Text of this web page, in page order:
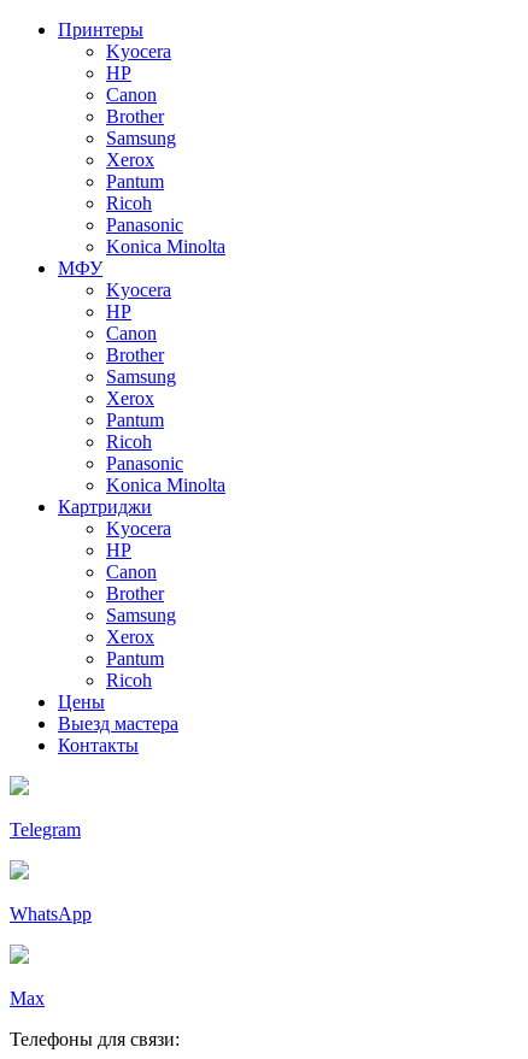
Принтеры
Kyocera
HP
Canon
Brother
Samsung
Xerox
Pantum
Ricoh
Panasonic
Konica Minolta
МФУ
Kyocera
HP
Canon
Brother
Samsung
Xerox
Pantum
Ricoh
Panasonic
Konica Minolta
Картриджи
Kyocera
HP
Canon
Brother
Samsung
Xerox
Pantum
Ricoh
Цены
Выезд мастера
Контакты
Telegram
WhatsApp
Max
Телефоны для связи: